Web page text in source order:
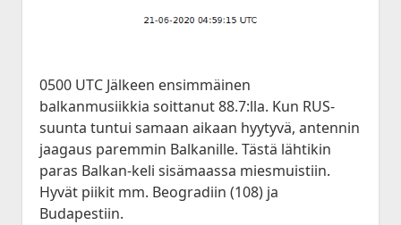
0500 UTC Jälkeen ensimmäinen
balkanmusiikkia soittanut 88.7:lla. Kun RUS-
suunta tuntui samaan aikaan hyytyvä, antennin
jaagaus paremmin Balkanille. Tästä lähtikin
paras Balkan-keli sisämaassa miesmuistiin.
Hyvät piikit mm. Beogradiin (108) ja
Budapestiin.